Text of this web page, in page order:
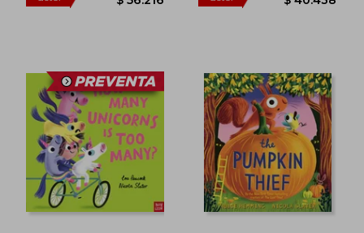
50%
dcto. $ 49.260
50%
dcto.
$
$